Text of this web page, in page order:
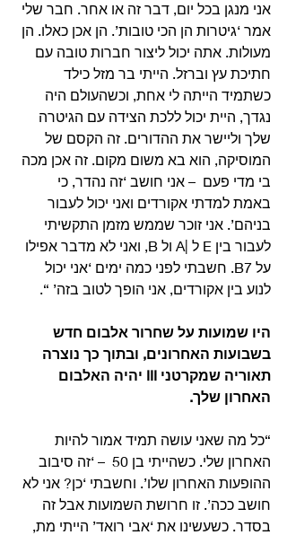
אני מנגן בכל יום, דבר זה או אחר. חבר שלי
אמר ‘גיטרות הן הכי טובות’. הן אכן כאלו. הן
מעולות. אתה יכול ליצור חברות טובה עם
חתיכת עץ וברזל. הייתי בר מזל כילד
כשתמיד הייתה לי אחת, וכשהעולם היה
נגדך, היית יכול ללכת הצידה עם הגיטרה
שלך וליישר את ההדורים. זה הקסם של
המוסיקה, הוא בא משום מקום. זה אכן מכה
בי מדי פעם  – אני חושב ‘זה נהדר, כי
באמת למדתי אקורדים ואני יכול לעבור
בניהם’. אני זוכר שממש מזמן התקשיתי
לעבור בין E ל |A ול B, ואני לא מדבר אפילו
על B7. חשבתי לפני כמה ימים ‘אני יכול
לנוע בין אקורדים, אני הופך לטוב בזה’ “.
היו שמועות על שחרור אלבום חדש
בשבועות האחרונים, ובתוך כך נוצרה
תאוריה שמקרטני III יהיה האלבום
האחרון שלך.
“כל מה שאני עושה תמיד אמור להיות
האחרון שלי. כשהייתי בן 50  – ‘זה סיבוב
ההופעות האחרון שלו’. וחשבתי ‘כן? אני לא
חושב ככה’. זו חרושת השמועות אבל זה
בסדר. כשעשינו את ‘אבי רואד’ הייתי מת,